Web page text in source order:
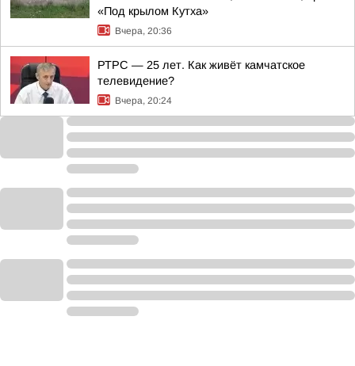
«Под крылом Кутха»
Вчера, 20:36
РТРС — 25 лет. Как живёт камчатское
телевидение?
Вчера, 20:24